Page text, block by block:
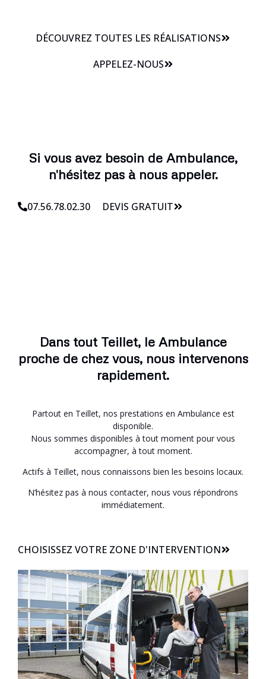
DÉCOUVREZ TOUTES LES RÉALISATIONS
APPELEZ-NOUS
Si vous avez besoin de Ambulance,
n'hésitez pas à nous appeler.
07.56.78.02.30 DEVIS GRATUIT
Dans tout Teillet, le Ambulance
proche de chez vous, nous intervenons
rapidement.
Partout en Teillet, nos prestations en Ambulance est
disponible.
Nous sommes disponibles à tout moment pour vous
accompagner, à tout moment.
Actifs à Teillet, nous connaissons bien les besoins locaux.
N’hésitez pas à nous contacter, nous vous répondrons
immédiatement.
CHOISISSEZ VOTRE ZONE D'INTERVENTION